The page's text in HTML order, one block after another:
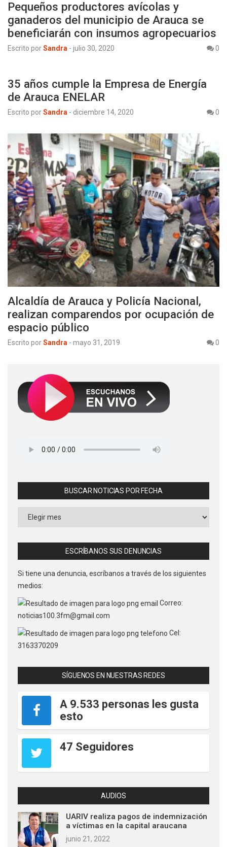
Pequeños productores avícolas y
ganaderos del municipio de Arauca se
beneficiarán con insumos agropecuarios
Escrito porSandra - julio 30, 2020 0
35 años cumple la Empresa de Energía
de Arauca ENELAR
Escrito porSandra - diciembre 14, 2020 0
Alcaldía de Arauca y Policía Nacional,
realizan comparendos por ocupación de
espacio público
Escrito porSandra - mayo 31, 2019 0
BUSCAR NOTICIAS POR FECHA
Buscar
ESCRÍBANOS SUS DENUNCIAS
Si tiene una denuncia, escríbanos a través de los siguientes
medios:
Correo:
noticias100.3fm@gmail.com
Cel:
3163370209
SÍGUENOS EN NUESTRAS REDES
A 9.533 personas les gusta
esto
47 Seguidores
AUDIOS
UARIV realiza pagos de indemnización
a víctimas en la capital araucana
junio 21, 2022